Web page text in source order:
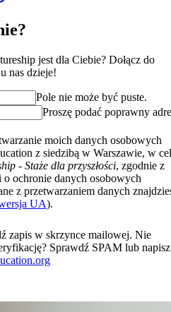
jest dla Ciebie? Dołącz do
nas dzieje!
Pole nie może być puste.
Proszę podać poprawny
moich danych osobowych
z siedzibą w Warszawie, w
- Staże dla przyszłości, zgodnie z
ochronie danych osobowych
z przetwarzaniem danych
UA).
zapis w skrzynce mailowej. Nie
Sprawdź SPAM lub napisz